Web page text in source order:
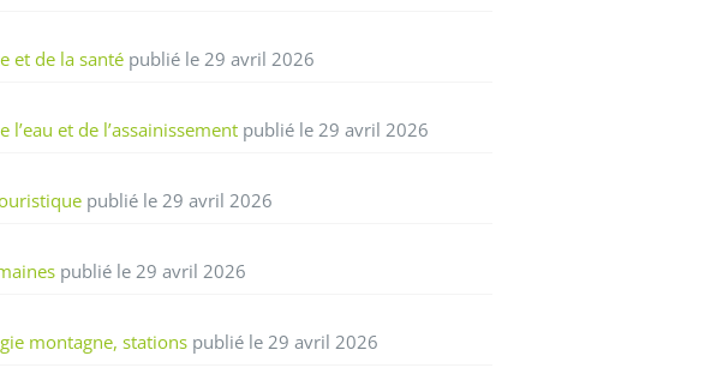
et de la santé publié le 29 avril 2026
et de l’assainissement publié le 29 avril 2026
publié le 29 avril 2026
publié le 29 avril 2026
montagne, stations publié le 29 avril 2026